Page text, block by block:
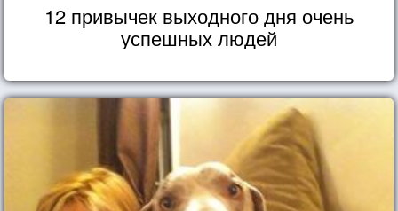
12 привычек выходного дня очень
успешных людей